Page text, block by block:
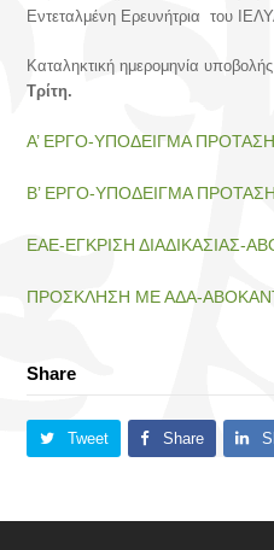
Εντεταλμένη Ερευνήτρια του
Καταληκτική ημερομηνία
Τρίτη.
Α’ ΕΡΓΟ-ΥΠΟΔΕΙΓΜΑ
Β’ ΕΡΓΟ-ΥΠΟΔΕΙΓΜΑ
ΕΑΕ-ΕΓΚΡΙΣΗ ΔΙΑΔΙΚΑΣΙΑΣ-
ΠΡΟΣΚΛΗΣΗ ΜΕ ΑΔΑ-
Share
Tweet Share